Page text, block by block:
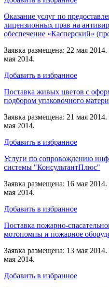
Оказание услуг по
лицензионных прав на
обеспечение «Касперский»
Заявка размещена: 22 мая
мая 2014.
Добавить в избранное
Поставка живых цветов с
подбором упаковочного
Заявка размещена: 21 мая
мая 2014.
Добавить в избранное
Услуги по сопровождению
системы "КонсультантПлюс"
Заявка размещена: 16 мая
мая 2014.
Добавить в избранное
Поставка пожарно-
мотопомпы и пожарное
Заявка размещена: 13 мая
мая 2014.
Добавить в избранное